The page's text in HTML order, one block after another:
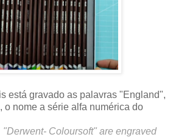
está gravado as palavras "England",
o nome a série alfa numérica do
Coloursoft" are engraved